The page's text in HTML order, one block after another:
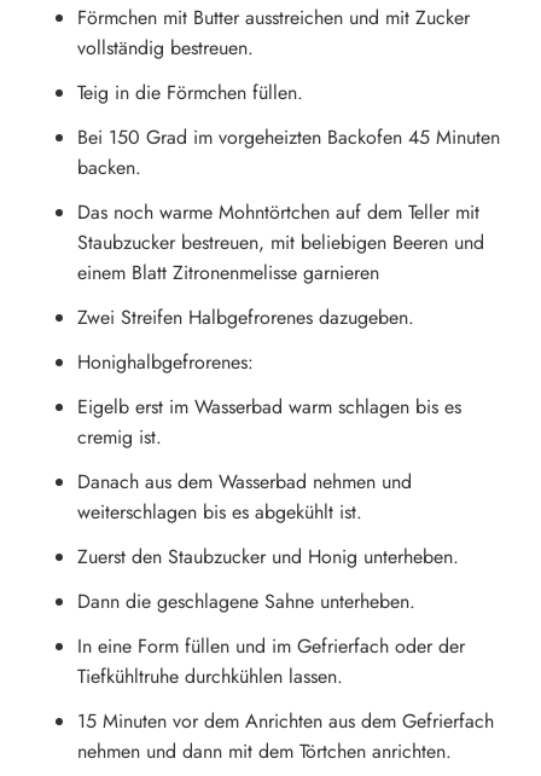
Förmchen mit Butter ausstreichen und mit Zucker
vollständig bestreuen.
Teig in die Förmchen füllen.
Bei 150 Grad im vorgeheizten Backofen 45 Minuten
backen.
Das noch warme Mohntörtchen auf dem Teller mit
Staubzucker bestreuen, mit beliebigen Beeren und
einem Blatt Zitronenmelisse garnieren
Zwei Streifen Halbgefrorenes dazugeben.
Honighalbgefrorenes:
Eigelb erst im Wasserbad warm schlagen bis es
cremig ist.
Danach aus dem Wasserbad nehmen und
weiterschlagen bis es abgekühlt ist.
Zuerst den Staubzucker und Honig unterheben.
Dann die geschlagene Sahne unterheben.
In eine Form füllen und im Gefrierfach oder der
Tiefkühltruhe durchkühlen lassen.
15 Minuten vor dem Anrichten aus dem Gefrierfach
nehmen und dann mit dem Törtchen anrichten.